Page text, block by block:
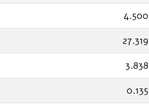
4.500
27.319
3.838
0.135